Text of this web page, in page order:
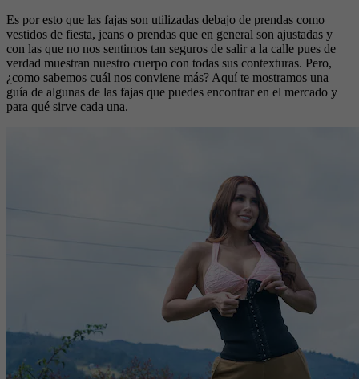
Es por esto que las fajas son utilizadas debajo de prendas como
vestidos de fiesta, jeans o prendas que en general son ajustadas y
con las que no nos sentimos tan seguros de salir a la calle pues de
verdad muestran nuestro cuerpo con todas sus contexturas. Pero,
¿como sabemos cuál nos conviene más? Aquí te mostramos una
guía de algunas de las fajas que puedes encontrar en el mercado y
para qué sirve cada una.